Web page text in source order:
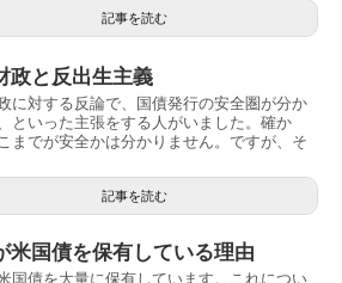
記事を読む
政と反出生主義
に対する反論で、国債発行の安全圏が分か
といった主張をする人がいました。確か
までが安全かは分かりません。ですが、そ
記事を読む
米国債を保有している理由
国債を大量に保有しています。これについ